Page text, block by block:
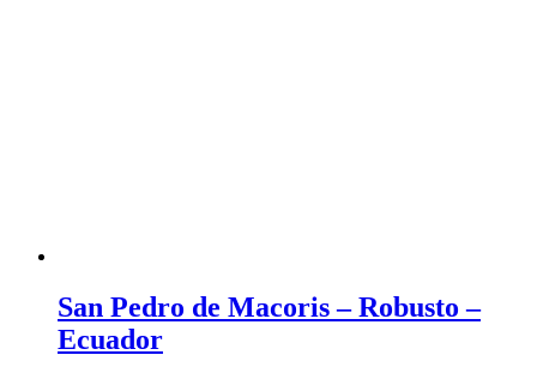
San Pedro de Macoris – Robusto –
Ecuador